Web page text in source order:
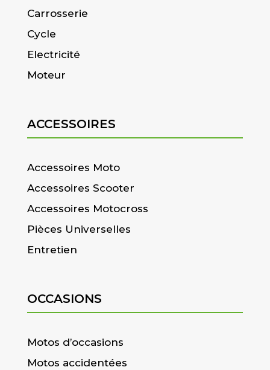
Carrosserie
Cycle
Electricité
Moteur
ACCESSOIRES
Accessoires Moto
Accessoires Scooter
Accessoires Motocross
Pièces Universelles
Entretien
OCCASIONS
Motos d’occasions
Motos accidentées